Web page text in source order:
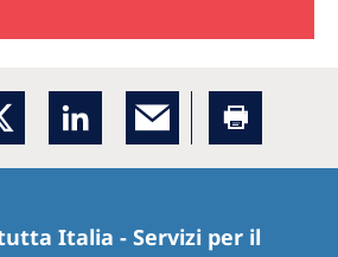
Italia - Servizi per il